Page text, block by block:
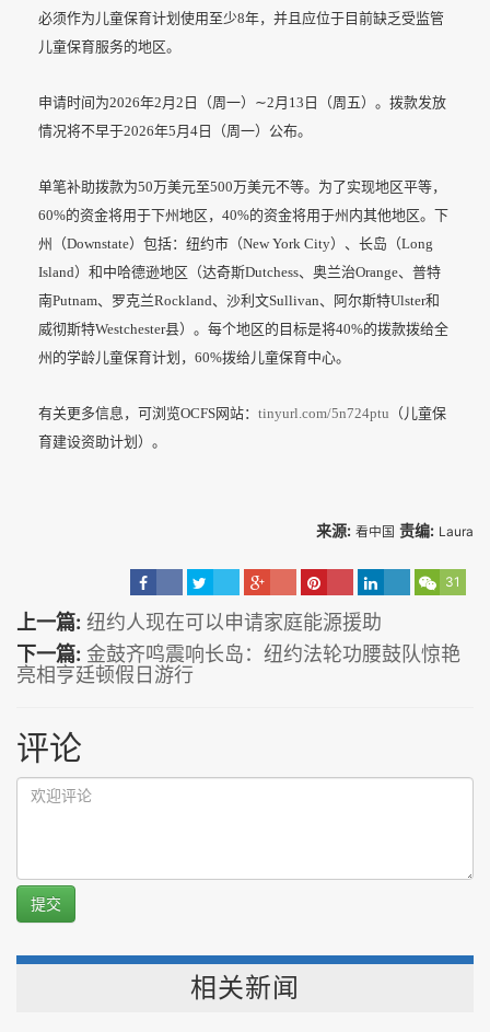
必须作为儿童保育计划使用至少8年，并且应位于目前缺乏受监管
儿童保育服务的地区。
申请时间为2026年2月2日（周一）∼2月13日（周五）。拨款发放
情况将不早于2026年5月4日（周一）公布。
单笔补助拨款为50万美元至500万美元不等。为了实现地区平等，
60%的资金将用于下州地区，40%的资金将用于州内其他地区。下
州（Downstate）包括：纽约市（New York City）、长岛（Long
Island）和中哈德逊地区（达奇斯Dutchess、奥兰治Orange、普特
南Putnam、罗克兰Rockland、沙利文Sullivan、阿尔斯特Ulster和
威彻斯特Westchester县）。每个地区的目标是将40%的拨款拨给全
州的学龄儿童保育计划，60%拨给儿童保育中心。
有关更多信息，可浏览OCFS网站： tinyurl.com/5n724ptu （儿童保
育建设资助计划）。
来源: 看中国 责编: Laura
31
上一篇: 纽约人现在可以申请家庭能源援助
下一篇: 金鼓齐鸣震响长岛：纽约法轮功腰鼓队惊艳
亮相亨廷顿假日游行
评论
提交
相关新闻